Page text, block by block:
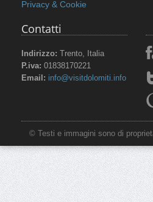
Privacy & Cookie
Contatti
Indirizzo: Trento, Italia
P.iva: 01838170221
Email: info@visitdolomiti.info
© Testi e immagini sono di